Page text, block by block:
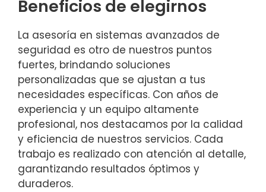
Beneficios de elegirnos
La asesoría en sistemas avanzados de
seguridad es otro de nuestros puntos
fuertes, brindando soluciones
personalizadas que se ajustan a tus
necesidades específicas. Con años de
experiencia y un equipo altamente
profesional, nos destacamos por la calidad
y eficiencia de nuestros servicios. Cada
trabajo es realizado con atención al detalle,
garantizando resultados óptimos y
duraderos.